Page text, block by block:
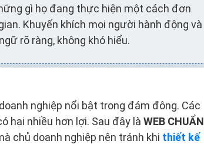
gì họ đang thực hiện một cách đơn
Khuyến khích mọi người hành động và
rõ ràng, không khó hiểu.
nghiệp nổi bật trong đám đông. Các
hại nhiều hơn lợi. Sau đây là WEB CHUẨN
chủ doanh nghiệp nên tránh khi thiết kế